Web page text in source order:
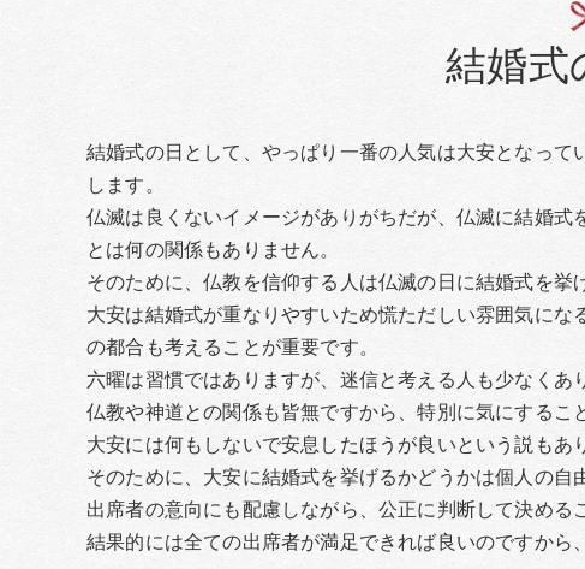
結婚式
結婚式の日として、やっぱり一番の人気は大安となっ
します。
仏滅は良くないイメージがありがちだが、仏滅に結婚
とは何の関係もありません。
そのために、仏教を信仰する人は仏滅の日に結婚式を挙
大安は結婚式が重なりやすいため慌ただしい雰囲気に
の都合も考えることが重要です。
六曜は習慣ではありますが、迷信と考える人も少なくあ
仏教や神道との関係も皆無ですから、特別に気にするこ
大安には何もしないで安息したほうが良いという説もあ
そのために、大安に結婚式を挙げるかどうかは個人の自
出席者の意向にも配慮しながら、公正に判断して決める
結果的には全ての出席者が満足できれば良いのですから